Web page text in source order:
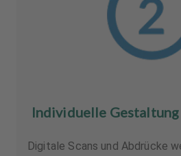
Individuelle Gestaltung
Digitale Scans und Abdrücke